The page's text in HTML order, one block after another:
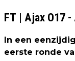
FT | Ajax O17
In een
eerste ronde